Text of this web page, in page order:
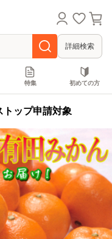
詳細検索
特集 初めての方
トップ申請対象